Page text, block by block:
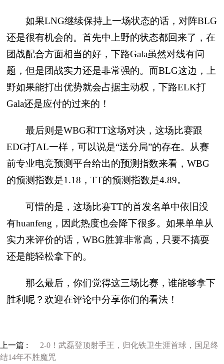
如果LNG继续保持上一场状态的话，对阵BLG
还是很有机会的。首先中上野的状态都回来了，在
团战配合方面相当的好，下路Gala虽然对线有问
题，但是团战实力还是非常强的。而BLG这边，上
野如果能打出优势就会占据主动权，下路ELK打
Gala还是应付的过来的！
最后则是WBG和TT这场对决，这场比赛跟
EDG打AL一样，可以说是“送分局”的存在。从赛
前专业电竞预测平台给出的预测指数来看，WBG
的预测指数是1.18，TT的预测指数是4.89。
可惜的是，这场比赛TT的首发名单中依旧没
有huanfeng，因此热度也会降下很多。如果单单从
实力来评价的话，WBG胜算非常高，只要不搞耍
还是能轻松拿下的。
那么最后，你们觉得这三场比赛，谁能够拿下
胜利呢？欢迎在评论中分享你们的看法！
上一篇 :
2-0！武磊登顶射手王，归化铁卫生涯首球，国足终
结14年不胜魔咒